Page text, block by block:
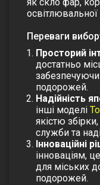
як скло фар,
освітлювальної
Переваги
Просторий
достатньо
забезпечуючи
подорожей.
Надійність
інші моделі
якістю
служби та
Інноваційні
інноваціям,
для міських
подорожей.